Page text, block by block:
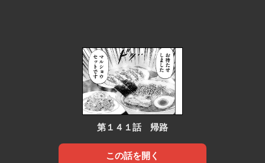
第１４１話 帰路
この話を開く